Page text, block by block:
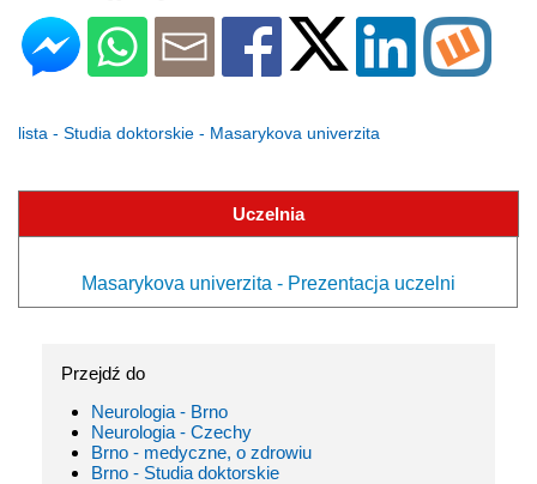
lista - Studia doktorskie - Masarykova univerzita
Uczelnia
Masarykova univerzita - Prezentacja uczelni
Przejdź do
Neurologia - Brno
Neurologia - Czechy
Brno - medyczne, o zdrowiu
Brno - Studia doktorskie